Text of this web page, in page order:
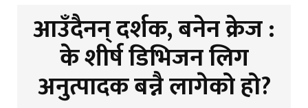
आउँदैनन् दर्शक, बनेन क्रेज :
के शीर्ष डिभिजन लिग
अनुत्पादक बन्नै लागेको हो?